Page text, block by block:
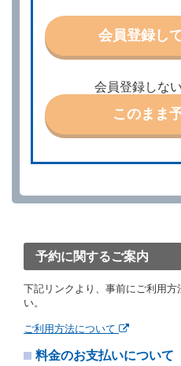
特に認める場合を除き、
うものとします。
第３条（予約の変更）
借受人は、前条第１項の
ときは、あらかじめ当社
いものとします。
第４条（予約の取消し等）
ができます。
を１時間以上経過しても
約取消手数料を当社に支
予約取消手数料の支払い
約申込金を借受人に返還
当社の都合により、予約
約申込金を返還するものと
若しくは当社のいずれの
会員登録し
会員登録しな
このまま
予約に関するご案内
下記リンクより、事前にご利用方
い。
ご利用方法について
料金のお支払いについて